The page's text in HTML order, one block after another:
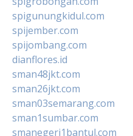
spigunungkidul.com
spijember.com
spijombang.com
dianflores.id
sman48jkt.com
sman26jkt.com
sman03semarang.com
sman1sumbar.com
smanegeri1bantul.com